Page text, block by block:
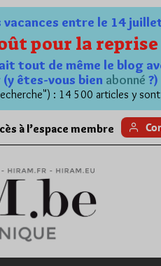
vacances entre le 14
pour la reprise
tout de même le blog
êtes-vous bien abonné ?)
: 14 500 articles y
à l’espace membre